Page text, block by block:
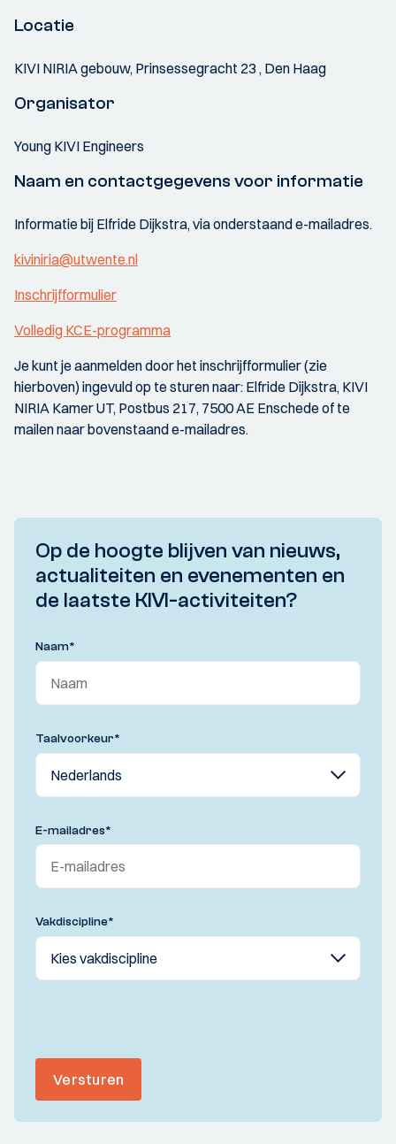
Locatie
KIVI NIRIA gebouw, Prinsessegracht 23 , Den Haag
Organisator
Young KIVI Engineers
Naam en contactgegevens voor informatie
Informatie bij Elfride Dijkstra, via onderstaand e-mailadres.
kiviniria@utwente.nl
Inschrijfformulier
Volledig KCE-programma
Je kunt je aanmelden door het inschrijfformulier (zie
hierboven) ingevuld op te sturen naar: Elfride Dijkstra, KIVI
NIRIA Kamer UT, Postbus 217, 7500 AE Enschede of te
mailen naar bovenstaand e-mailadres.
Op de hoogte blijven van nieuws,
actualiteiten en evenementen en
de laatste KIVI-activiteiten?
Naam*
Taalvoorkeur*
E-mailadres*
Vakdiscipline*
Versturen